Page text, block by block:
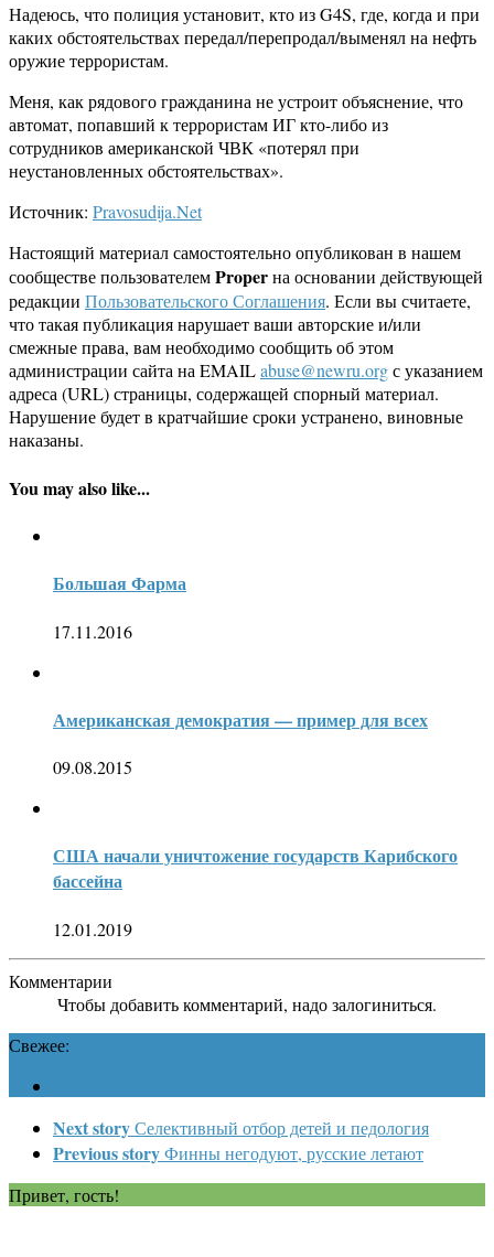
Надеюсь, что полиция установит, кто из G4S, где, когда и при
каких обстоятельствах передал/перепродал/выменял на нефть
оружие террористам.
Меня, как рядового гражданина не устроит объяснение, что
автомат, попавший к террористам ИГ кто-либо из
сотрудников американской ЧВК «потерял при
неустановленных обстоятельствах».
Источник: Pravosudija.Net
Настоящий материал самостоятельно опубликован в нашем
сообществе пользователемProperна основании действующей
редакции Пользовательского Соглашения. Если вы считаете,
что такая публикация нарушает ваши авторские и/или
смежные права, вам необходимо сообщить об этом
администрации сайта на EMAILabuse@newru.orgс указанием
адреса (URL) страницы, содержащей спорный материал.
Нарушение будет в кратчайшие сроки устранено, виновные
наказаны.
You may also like...
Большая Фарма
17.11.2016
Американская демократия — пример для всех
09.08.2015
США начали уничтожение государств Карибского
бассейна
12.01.2019
Комментарии
Чтобы добавить комментарий, надо залогиниться.
Свежее:
Next storyСелективный отбор детей и педология
Previous storyФинны негодуют, русские летают
Привет, гость!